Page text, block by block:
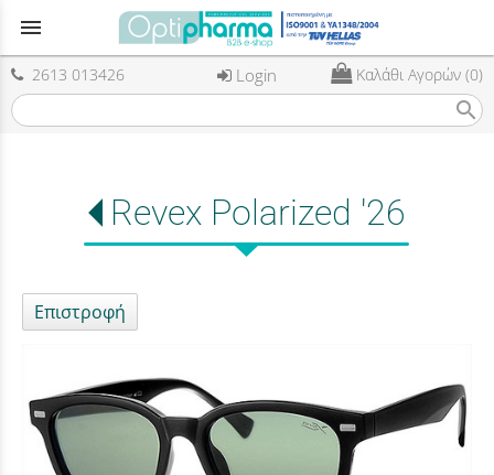
menu
2613 013426 Login Καλάθι Αγορών (0)
search
Revex Polarized '26
Επιστροφή